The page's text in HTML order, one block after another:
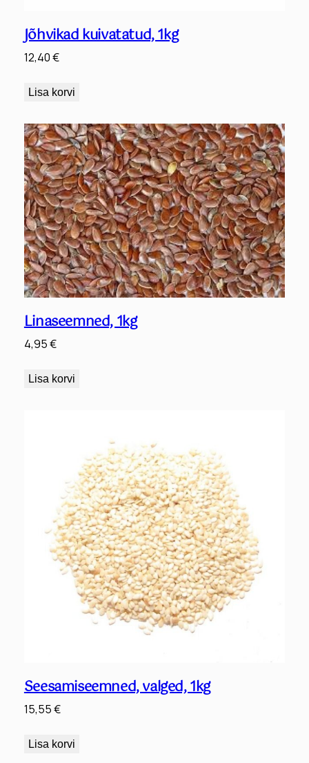
Jõhvikad kuivatatud, 1kg
12,40€
Lisa korvi
Linaseemned, 1kg
4,95€
Lisa korvi
Seesamiseemned, valged, 1kg
15,55€
Lisa korvi